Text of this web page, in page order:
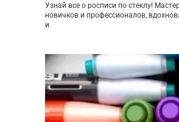
Узнай все о росписи по стеклу!
новичков и профессионалов,
и